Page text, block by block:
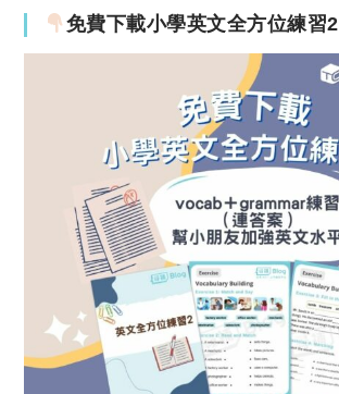
免費下載小學英文全方位練習2